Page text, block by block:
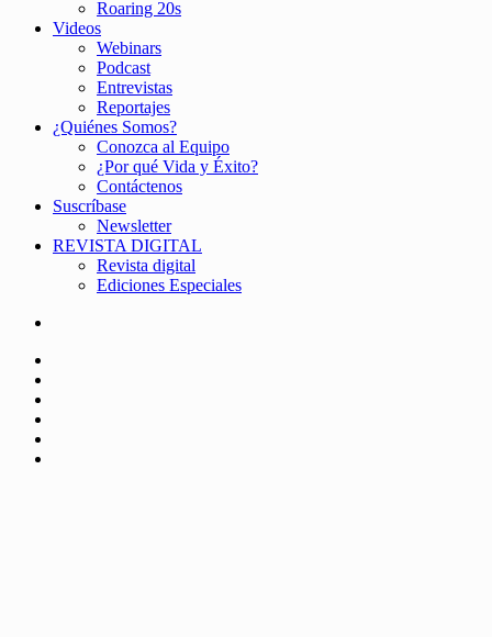
Roaring 20s
Videos
Webinars
Podcast
Entrevistas
Reportajes
¿Quiénes Somos?
Conozca al Equipo
¿Por qué Vida y Éxito?
Contáctenos
Suscríbase
Newsletter
REVISTA DIGITAL
Revista digital
Ediciones Especiales